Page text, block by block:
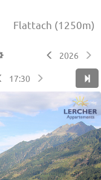
Flattach (1250m)
2026
17:30